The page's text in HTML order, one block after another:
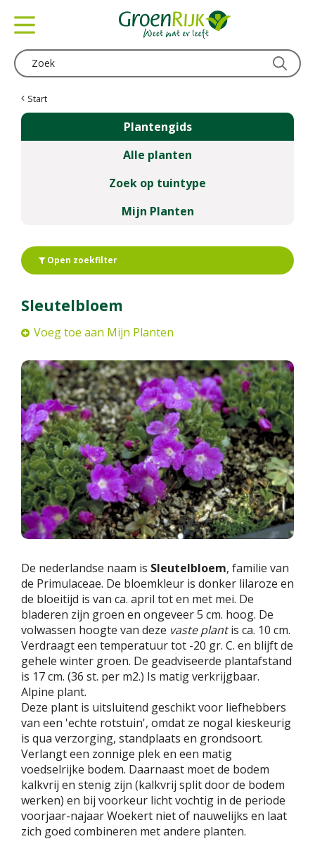
Start
Plantengids
Alle planten
Zoek op tuintype
Mijn Planten
Open zoekfilter
Sleutelbloem
Voeg toe aan Mijn Planten
De nederlandse naam is Sleutelbloem, familie van
de Primulaceae. De bloemkleur is donker lilaroze en
de bloeitijd is van ca. april tot en met mei. De
bladeren zijn groen en ongeveer 5 cm. hoog. De
volwassen hoogte van deze vaste plantis ca. 10 cm.
Verdraagt een temperatuur tot -20 gr. C. en blijft de
gehele winter groen. De geadviseerde plantafstand
is 17 cm. (36 st. per m2.) Is matig verkrijgbaar.
Alpine plant.
Deze plant is uitsluitend geschikt voor liefhebbers
van een 'echte rotstuin', omdat ze nogal kieskeurig
is qua verzorging, standplaats en grondsoort.
Verlangt een zonnige plek en een matig
voedselrijke bodem. Daarnaast moet de bodem
kalkvrij en stenig zijn (kalkvrij split door de bodem
werken) en bij voorkeur licht vochtig in de periode
voorjaar-najaar Woekert niet of nauwelijks en laat
zich goed combineren met andere planten.